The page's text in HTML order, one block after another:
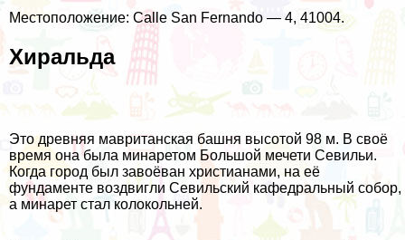
Местоположение: Calle San Fernando — 4, 41004.
Хиральда
Это древняя мавританская башня высотой 98 м. В своё
время она была минаретом Большой мечети Севильи.
Когда город был завоёван христианами, на её
фундаменте воздвигли Севильский кафедральный собор,
а минарет стал колокольней.